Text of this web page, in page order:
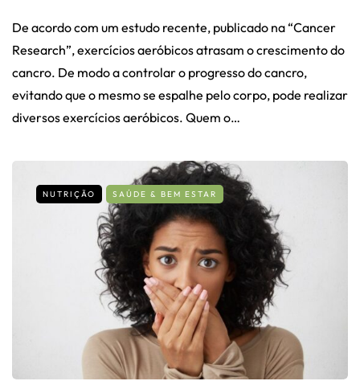
De acordo com um estudo recente, publicado na “Cancer
Research”, exercícios aeróbicos atrasam o crescimento do
cancro. De modo a controlar o progresso do cancro,
evitando que o mesmo se espalhe pelo corpo, pode realizar
diversos exercícios aeróbicos. Quem o…
NUTRIÇÃO SAÚDE & BEM ESTAR